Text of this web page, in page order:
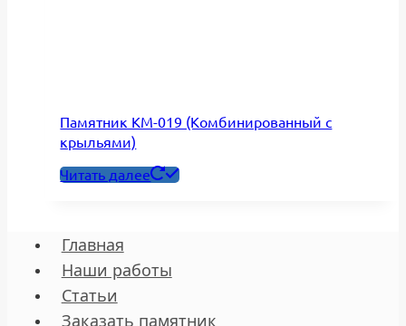
Памятник КМ-019 (Комбинированный с
крыльями)
Читать далее
Главная
Наши работы
Статьи
Заказать памятник